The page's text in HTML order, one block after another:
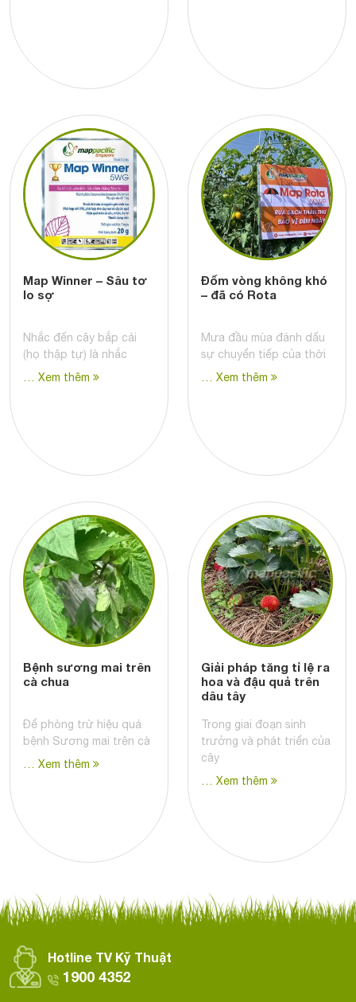
Map Winner – Sâu tơ
lo sợ
Nhắc đến cây bắp cải
(họ thập tự) là nhắc
… Xem thêm
Đốm vòng không khó
– đã có Rota
Mưa đầu mùa đánh dấu
sự chuyển tiếp của thời
… Xem thêm
Bệnh sương mai trên
cà chua
Để phòng trừ hiệu quả
bệnh Sương mai trên cà
… Xem thêm
Giải pháp tăng tỉ lệ ra
hoa và đậu quả trên
dâu tây
Trong giai đoạn sinh
trưởng và phát triển của
cây
… Xem thêm
Hotline TV Kỹ Thuật
1900 4352